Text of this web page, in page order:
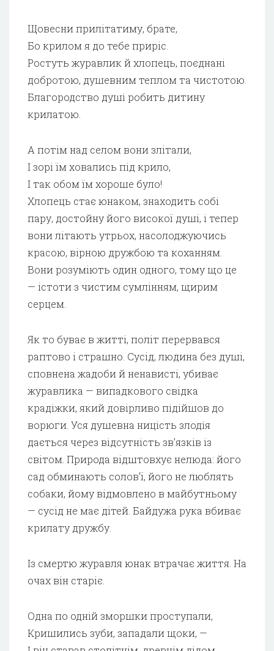
Щовесни прилітатиму, брате,
Бо крилом я до тебе приріс.
Ростуть журавлик й хлопець, поєднані
добротою, душевним теплом та чистотою.
Благородство душі робить дитину
крилатою.
А потім над селом вони злітали,
І зорі їм ховались під крило,
І так обом їм хороше було!
Хлопець стає юнаком, знаходить собі
пару, достойну його високої душі, і тепер
вони літають утрьох, насолоджуючись
красою, вірною дружбою та коханням.
Вони розуміють один одного, тому що це
— істоти з чистим сумлінням, щирим
серцем.
Як то буває в житті, політ перервався
раптово і страшно. Сусід, людина без душі,
сповнена жадоби й ненависті, убиває
журавлика — випадкового свідка
крадіжки, який довірливо підійшов до
ворюги. Уся душевна ницість злодія
дається через відсутність зв’язків із
світом. Природа відштовхує нелюда: його
сад обминають солов’ї, його не люблять
собаки, йому відмовлено в майбутньому
— сусід не має дітей. Байдужа рука вбиває
крилату дружбу.
Із смертю журавля юнак втрачає життя. На
очах він старіє.
Одна по одній зморшки проступали,
Кришились зуби, западали щоки, —